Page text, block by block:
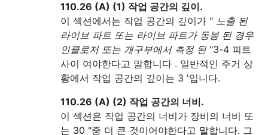
110.26 (A) (1) 작업 공간의 깊이.
이 섹션에서는 작업 공간의 깊이가 " 노출 된
라이브 파트 또는 라이브 파트가 동봉 된 경우
인클로저 또는 개구부에서 측정 된"3-4 피트
사이 여야한다고 말합니다 . 일반적인 주거 상
황에서 작업 공간의 깊이는 3 '입니다.
110.26 (A) (2) 작업 공간의 너비.
이 섹션은 작업 공간의 너비가 장비의 너비 또
는 30 "중 더 큰 것이어야한다고 말합니다. 그